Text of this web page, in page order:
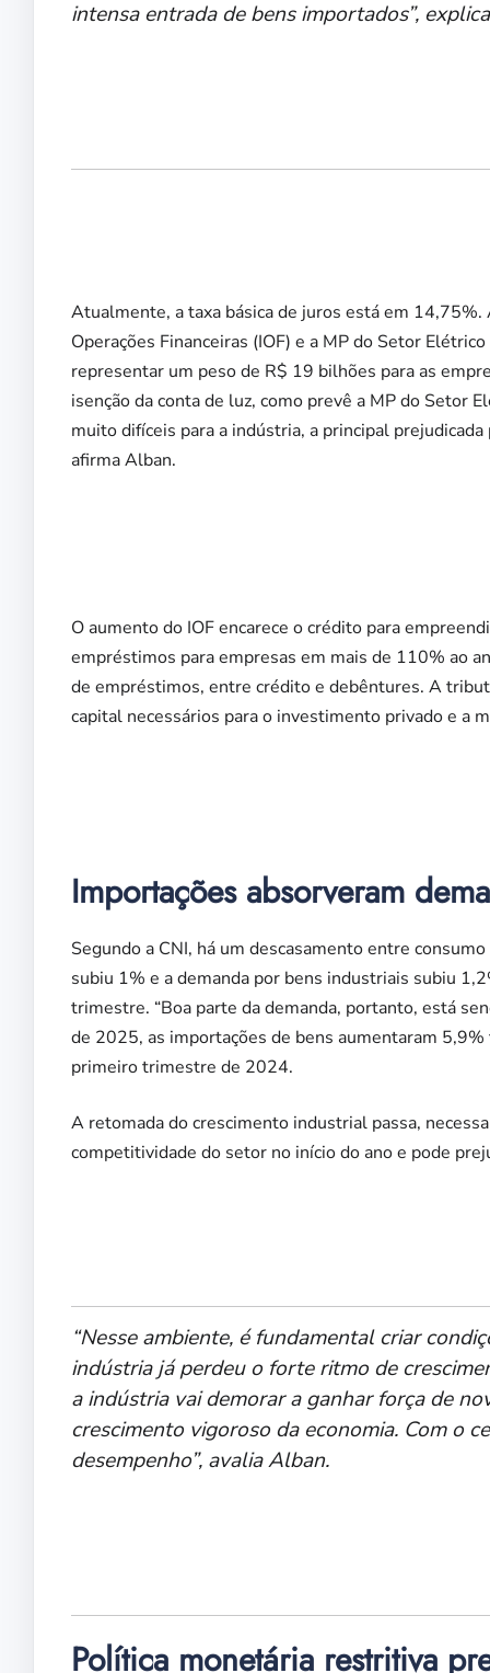
intensa entrada de bens importados”,
Atualmente, a taxa básica de juros está em
Operações Financeiras (IOF) e a MP do Setor
representar um peso de R$ 19 bilhões para as
isenção da conta de luz, como prevê a MP do Setor
muito difíceis para a indústria, a principal
afirma Alban.
O aumento do IOF encarece o crédito para
empréstimos para empresas em mais de 110% ao
de empréstimos, entre crédito e debêntures. A
capital necessários para o investimento privado e a
Importações absorveram
Segundo a CNI, há um descasamento entre
subiu 1% e a demanda por bens industriais subiu
trimestre. “Boa parte da demanda, portanto, está
de 2025, as importações de bens aumentaram
primeiro trimestre de 2024.
A retomada do crescimento industrial passa,
competitividade do setor no início do ano e pode
“Nesse ambiente, é fundamental criar
indústria já perdeu o forte ritmo de
a indústria vai demorar a ganhar força de
crescimento vigoroso da economia. Com o
desempenho”, avalia Alban.
Política monetária restritiva